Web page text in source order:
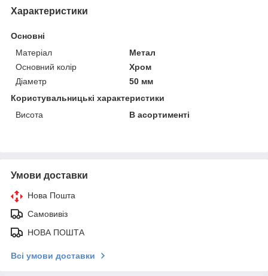
Характеристики
Основні
Матеріал
Метал
Основний колір
Хром
Діаметр
50 мм
Користувальницькі характеристики
Висота
В асортименті
Умови доставки
Нова Пошта
Самовивіз
НОВА ПОШТА
Всі умови доставки